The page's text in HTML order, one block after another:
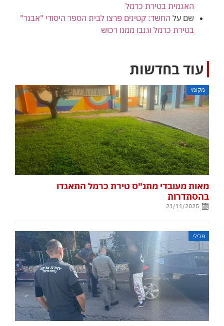
האגמית בטירת כרמל
שם על החשד: קטינים פרצו לבית הספר היסודי "אבנר"
בטירת כרמל וגנבו ממנו רכוש
עוד בחדשות
מקומי
מאות מעובדי מתנ"ס טירת כרמל התאגדו
בהסתדרות
21/11/2025
פלילי